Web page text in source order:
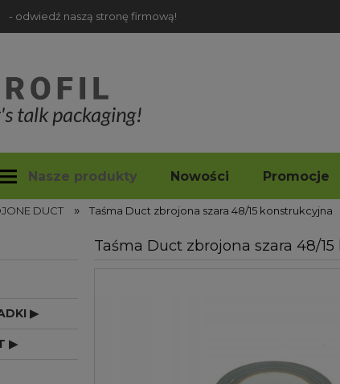
- odwiedź naszą stronę firmową!
Nasze produkty Nowości Promocje
Blog
DUCT » Taśma Duct zbrojona szara 48/15 konstrukcyjna
▶
▶
Taśma Duct zbrojona szara 48/